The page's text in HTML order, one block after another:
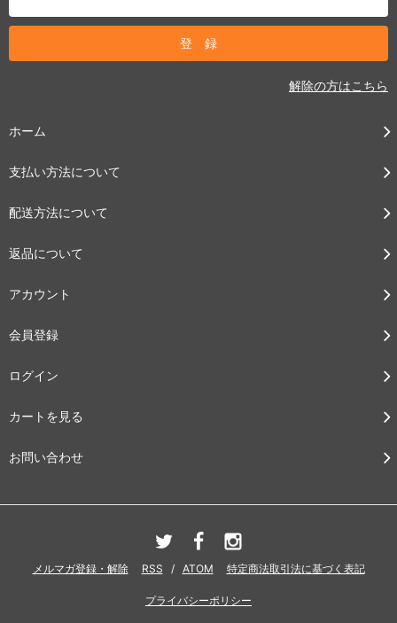
解除の方はこちら
ホーム
支払い方法について
配送方法について
返品について
アカウント
会員登録
ログイン
カートを見る
お問い合わせ
メルマガ登録・解除 RSS / ATOM 特定商法取引法に基づく表記
プライバシーポリシー